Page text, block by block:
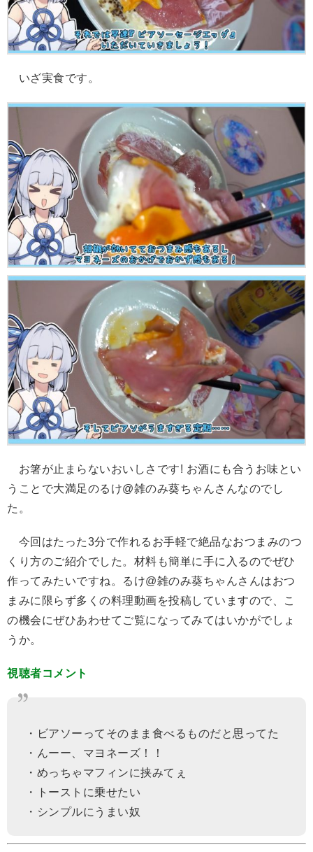
いざ実食です。
お箸が止まらないおいしさです! お酒にも合うお味とい
うことで大満足のるけ@雑のみ葵ちゃんさんなのでし
た。
今回はたった3分で作れるお手軽で絶品なおつまみのつ
くり方のご紹介でした。材料も簡単に手に入るのでぜひ
作ってみたいですね。るけ@雑のみ葵ちゃんさんはおつ
まみに限らず多くの料理動画を投稿していますので、こ
の機会にぜひあわせてご覧になってみてはいかがでしょ
うか。
視聴者コメント
・ビアソーってそのまま食べるものだと思ってた
・んーー、マヨネーズ！！
・めっちゃマフィンに挟みてぇ
・トーストに乗せたい
・シンプルにうまい奴